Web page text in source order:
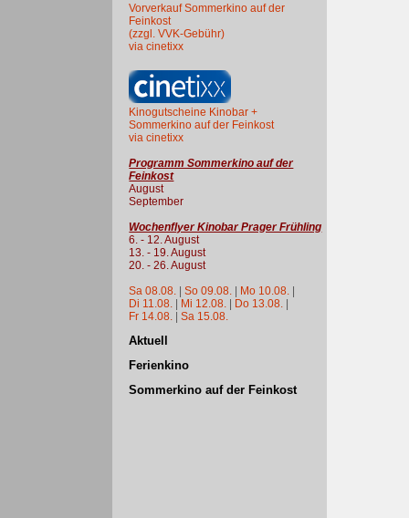
Vorverkauf Sommerkino auf der
Feinkost
(zzgl. VVK-Gebühr)
via cinetixx
Kinogutscheine Kinobar +
Sommerkino auf der Feinkost
via cinetixx
Programm Sommerkino auf der
Feinkost
August
September
Wochenflyer Kinobar Prager Frühling
6. - 12. August
13. - 19. August
20. - 26. August
Sa 08.08. |So 09.08. | Mo 10.08. |
Di 11.08. | Mi 12.08. | Do 13.08. |
Fr 14.08. |Sa 15.08.
Aktuell
Ferienkino
Sommerkino auf der Feinkost